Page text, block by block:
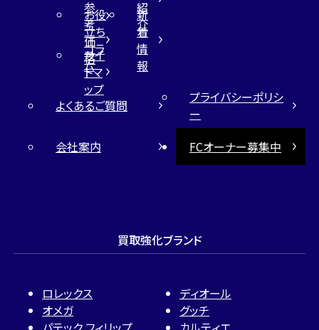
参
考
価
格
紹
介
お役
立ち
コラ
ム
新
着
情
報
サイ
トマ
ップ
よくあるご質問
プライバシーポリシ
ー
会社案内
FCオーナー募集中
買取強化ブランド
ロレックス
オメガ
ディオール
グッチ